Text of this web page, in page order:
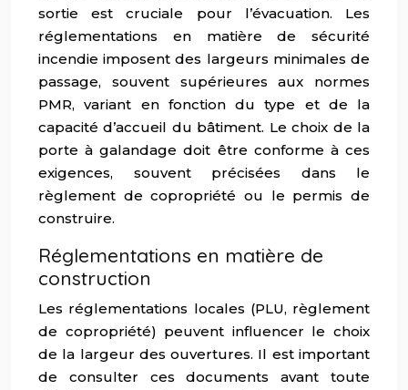
sortie est cruciale pour l’évacuation. Les
réglementations en matière de sécurité
incendie imposent des largeurs minimales de
passage, souvent supérieures aux normes
PMR, variant en fonction du type et de la
capacité d’accueil du bâtiment. Le choix de la
porte à galandage doit être conforme à ces
exigences, souvent précisées dans le
règlement de copropriété ou le permis de
construire.
Réglementations en matière de
construction
Les réglementations locales (PLU, règlement
de copropriété) peuvent influencer le choix
de la largeur des ouvertures. Il est important
de consulter ces documents avant toute